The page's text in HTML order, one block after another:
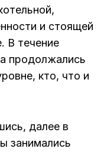
и стоящей
В течение
продолжались
кто, что и
далее в
занимались